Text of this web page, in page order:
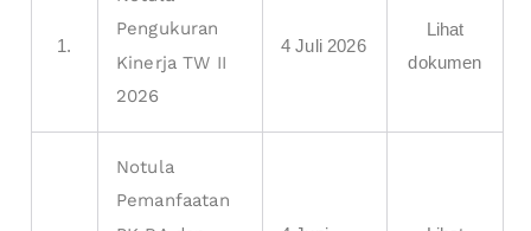
1.
Pengukuran
Kinerja TW II
2026
4 Juli 2026
Lihat
dokumen
Notula
Pemanfaatan